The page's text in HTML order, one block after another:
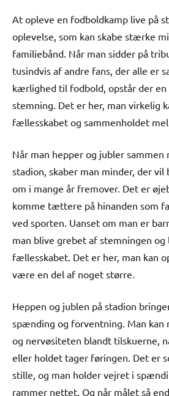
At opleve en fodboldkamp live på
oplevelse, som kan skabe stærke
familiebånd. Når man sidder på
tusindvis af andre fans, der alle er
kærlighed til fodbold, opstår der
stemning. Det er her, man virkelig
fællesskabet og sammenholdet
Når man hepper og jubler sammen
stadion, skaber man minder, der
om i mange år fremover. Det er
komme tættere på hinanden som
ved sporten. Uanset om man er
man blive grebet af stemningen og
fællesskabet. Det er her, man kan
være en del af noget større.
Heppen og jublen på stadion
spænding og forventning. Man
og nervøsiteten blandt tilskuerne,
eller holdet tager føringen. Det er
stille, og man holder vejret i
rammer nettet. Og når målet så